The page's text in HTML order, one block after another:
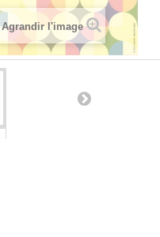
Agrandir l'image